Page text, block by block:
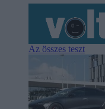
Az összes teszt